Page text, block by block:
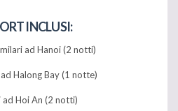
INCLUSI:
ad Hanoi (2 notti)
Halong Bay (1 notte)
ad Hoi An (2 notti)